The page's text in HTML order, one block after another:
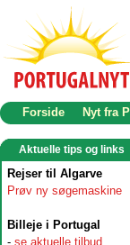
Forside Nyt fra
Aktuelle tips og links
Rejser til Algarve
Prøv ny søgemaskine
Billeje i Portugal
- se aktuelle tilbud